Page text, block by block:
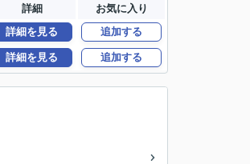
詳細 お気に入り
詳細を見る 追加する
詳細を見る 追加する